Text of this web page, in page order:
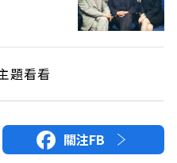
題看看
關注FB